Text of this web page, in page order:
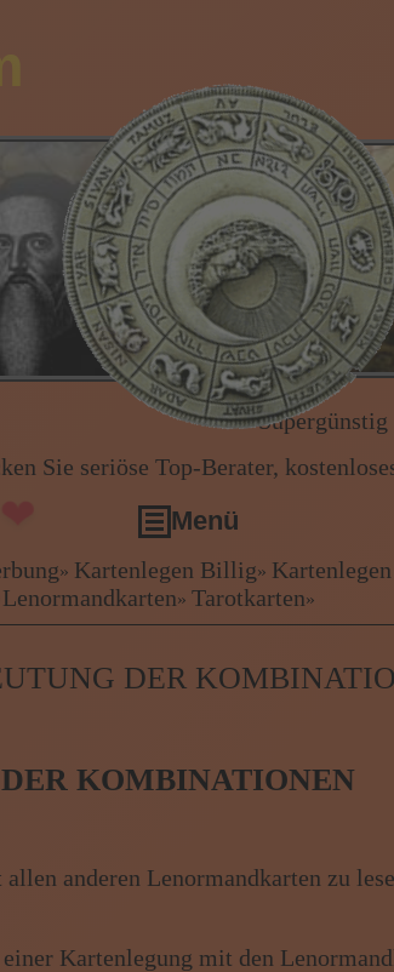
❤
Supergünstig *
Sie seriöse Top-Berater,
Menü
» Kartenlegen Billig»
Lenormandkarten»Tarotkarten»
DER
KOMBINATIONEN
anderen Lenormandkarten zu
Kartenlegung mit den
Freie